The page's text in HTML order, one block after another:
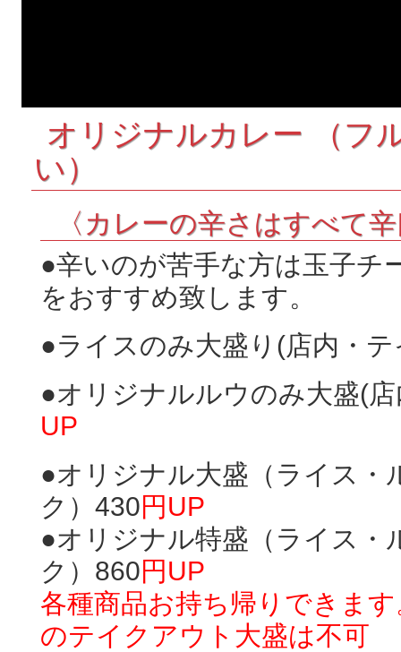
オリジナルカレー （フ
い）
〈カレーの辛さはすべて
●辛いのが苦手な方は玉子チ
をおすすめ致します。
●ライスのみ大盛り(店内・
●オリジナルルウのみ大盛(
UP
●オリジナル大盛（ライス・
ク）430円UP
●オリジナル特盛（ライス・
ク）860円UP
各種商品お持ち帰りできま
のテイクアウト大盛は不可